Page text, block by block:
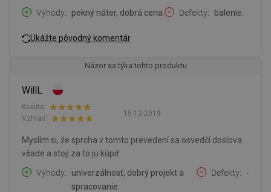
Výhody
pekný náter, dobrá cena. Defekty balenie.
Ukážte pôvodný komentár
Názor sa týka tohto produktu
WillL
15-12-2019
Kvalita:
Vzhľad:
Myslím si, že sprcha v tomto prevedení sa osvedčí doslova
všade a stojí za to ju kúpiť.
Výhody
univerzálnosť, dobrý projekt a
spracovanie.
Defekty -